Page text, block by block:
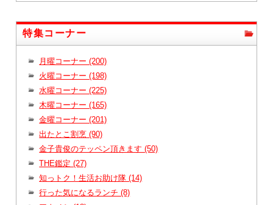
特集コーナー
月曜コーナー (200)
火曜コーナー (198)
水曜コーナー (225)
木曜コーナー (165)
金曜コーナー (201)
出たとこ割烹 (90)
金子貴俊のテッペン頂きます (50)
THE鑑定 (27)
知っトク！生活お助け隊 (14)
行った気になるランチ (8)